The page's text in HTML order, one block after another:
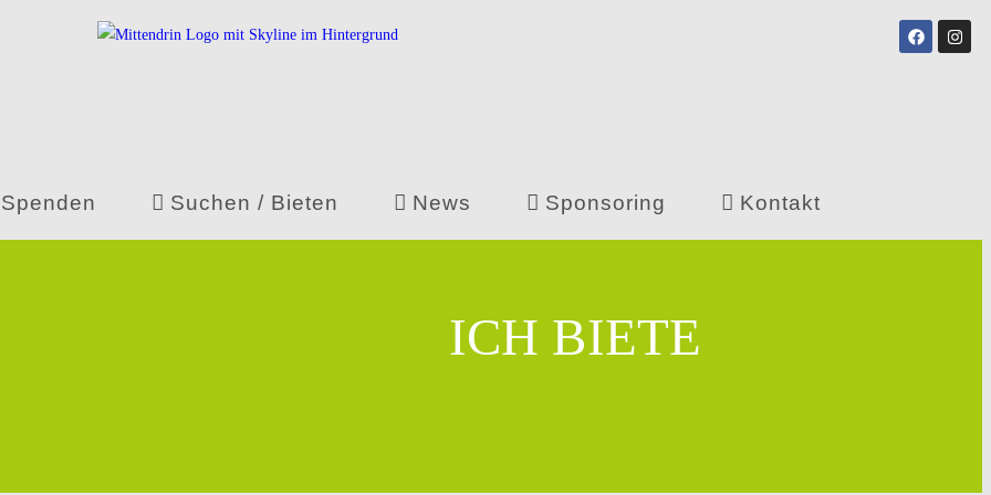
Spenden Suchen / Bieten News Sponsoring Kontakt
ICH BIETE